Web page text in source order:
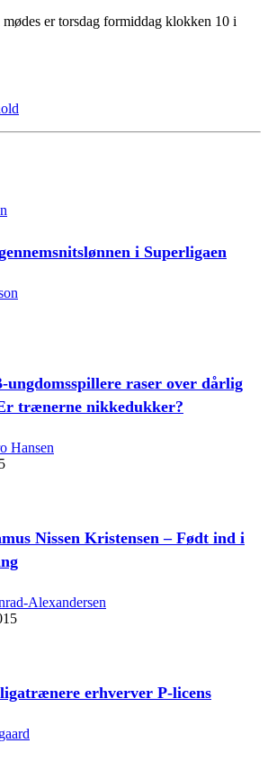
er torsdag formiddag klokken 10 i
i Superligaen
ungdomsspillere raser over dårlig
trænerne nikkedukker?
Hansen
Nissen Kristensen – Født ind i
Alexandersen
erhverver P-licens